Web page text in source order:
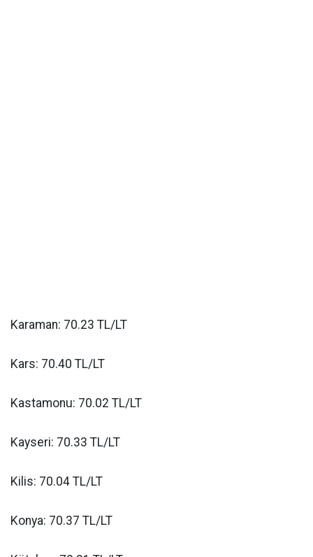
Karaman: 70.23 TL/LT
Kars: 70.40 TL/LT
Kastamonu: 70.02 TL/LT
Kayseri: 70.33 TL/LT
Kilis: 70.04 TL/LT
Konya: 70.37 TL/LT